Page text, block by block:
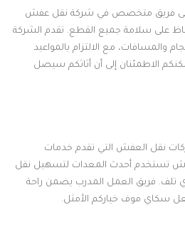
فريق متخصص في شركة نقل عفش
على سلامة جميع القطع. تقدم الشركة
والمسافات، مع الالتزام بالمواعيد
الاطمئنان إلى أن أثاثكم سيصل
نقل العفش التي تقدم خدمات
تستخدم أحدث المعدات لتسهيل نقل
أي تلف. فريق العمل المدرب يضمن راحة
سكاي موف خياركم الأمثل.